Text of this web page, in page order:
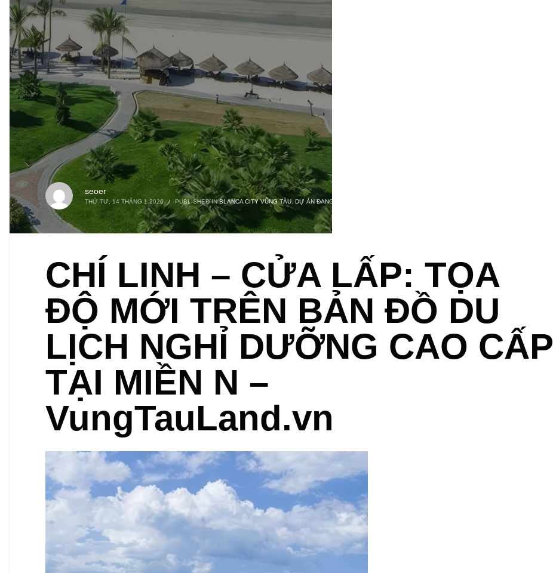
seoer
THỨ TƯ, 14 THÁNG 1 2026 / PUBLISHED INBLANCA CITY VŨNG TÀU DỰ ÁN ĐANG TRIỂN KHAI
CHÍ LINH – CỬA LẤP: TỌA
ĐỘ MỚI TRÊN BẢN ĐỒ DU
LỊCH NGHỈ DƯỠNG CAO CẤP
TẠI MIỀN N –
VungTauLand.vn